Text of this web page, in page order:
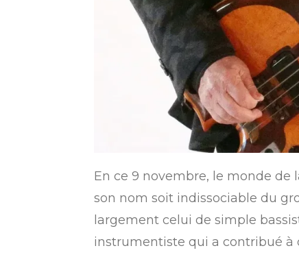
En ce 9 novembre, le monde de
son nom soit indissociable du
largement celui de simple
instrumentiste qui a contribué à